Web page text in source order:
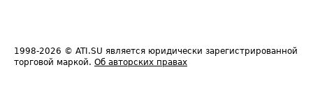
1998-2026 © ATI.SU является юридически зарегистрированной
торговой маркой. Об авторских правах